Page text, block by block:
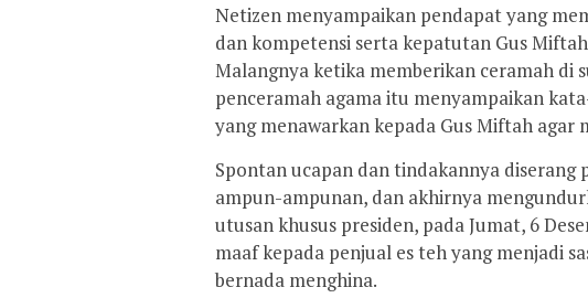
Netizen menyampaikan pendapat yang
dan kompetensi serta kepatutan Gus
Malangnya ketika memberikan ceramah di
penceramah agama itu menyampaikan
yang menawarkan kepada Gus Miftah agar
Spontan ucapan dan tindakannya
ampun-ampunan, dan akhirnya
utusan khusus presiden, pada Jumat, 6
maaf kepada penjual es teh yang menjadi
bernada menghina.